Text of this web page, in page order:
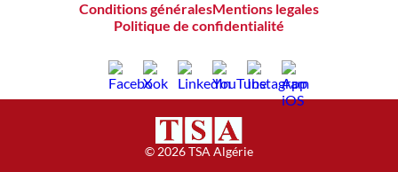
Conditions généralesMentions legales
Politique de confidentialité
© 2026 TSA Algérie